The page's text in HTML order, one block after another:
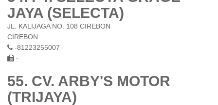
JAYA (SELECTA)
JL. KALIJAGA NO. 108 CIREBON
CIREBON
-81223255007
-
55. CV. ARBY'S MOTOR
(TRIJAYA)